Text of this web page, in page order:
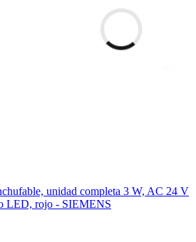
unidad completa 3 W, AC 24 V
LED, rojo - SIEMENS